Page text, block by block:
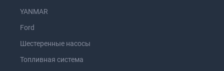
YANMAR
Ford
Шестеренные насосы
Топливная система